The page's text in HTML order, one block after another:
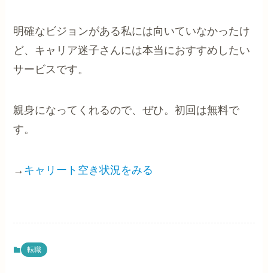
明確なビジョンがある私には向いていなかったけ
ど、キャリア迷子さんには本当におすすめしたい
サービスです。
親身になってくれるので、ぜひ。初回は無料で
す。
→ キャリート空き状況をみる
転職